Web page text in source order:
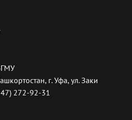
г. Уфа, ул. Заки
272-92-31